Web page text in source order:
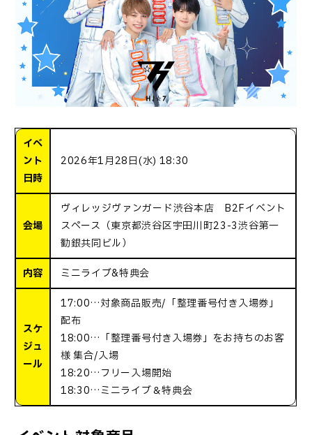
イベ
ント
日時
2026年1月28日(水) 18:30
会場
ヴィレッジヴァンガード渋谷本店 B2Fイベント
スペース（東京都渋谷区宇田川町23-3渋谷第一
勧銀共同ビル）
内容 ミニライブ&特典会
スケ
ジュ
ール
17:00…対象商品販売/「整理番号付き入場券」
配布
18:00…「整理番号付き入場券」をお持ちのお客
様 集合/入場
18:20…フリー入場開始
18:30…ミニライブ＆特典会